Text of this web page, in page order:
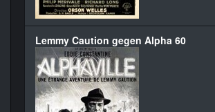
Lemmy Caution gegen Alpha 60